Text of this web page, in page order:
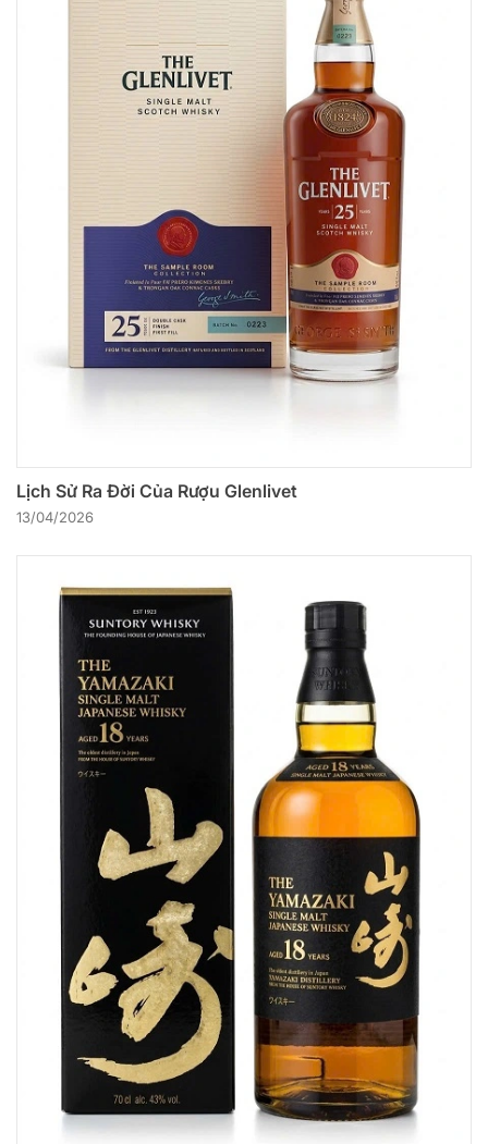
Lịch Sử Ra Đời Của Rượu Glenlivet
13/04/2026